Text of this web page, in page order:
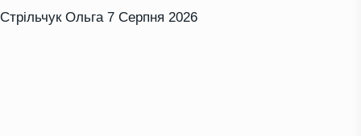
Стрільчук Ольга 7 Серпня 2026